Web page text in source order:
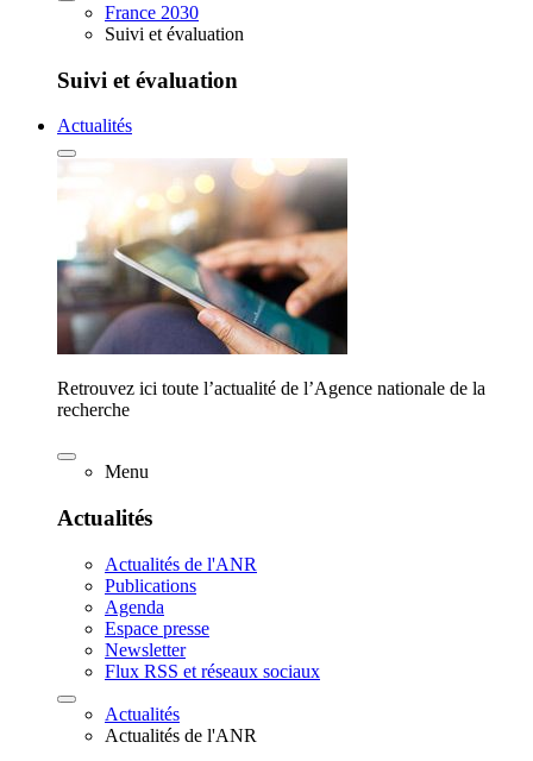
France 2030
Suivi et évaluation
Suivi et évaluation
Actualités
Retrouvez ici toute l’actualité de l’Agence nationale de la
recherche
Menu
Actualités
Actualités de l'ANR
Publications
Agenda
Espace presse
Newsletter
Flux RSS et réseaux sociaux
Actualités
Actualités de l'ANR